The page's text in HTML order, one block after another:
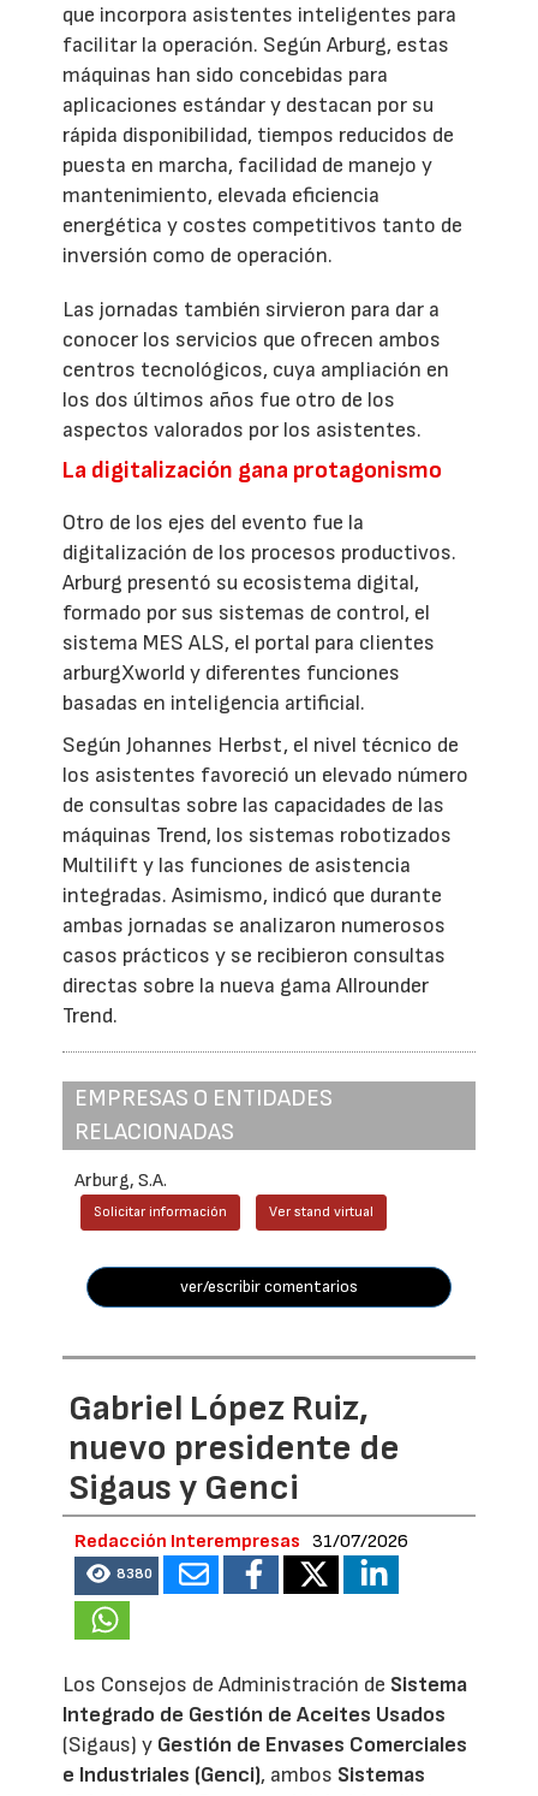
que incorpora asistentes inteligentes para
facilitar la operación. Según Arburg, estas
máquinas han sido concebidas para
aplicaciones estándar y destacan por su
rápida disponibilidad, tiempos reducidos de
puesta en marcha, facilidad de manejo y
mantenimiento, elevada eficiencia
energética y costes competitivos tanto de
inversión como de operación.
Las jornadas también sirvieron para dar a
conocer los servicios que ofrecen ambos
centros tecnológicos, cuya ampliación en
los dos últimos años fue otro de los
aspectos valorados por los asistentes.
La digitalización gana protagonismo
Otro de los ejes del evento fue la
digitalización de los procesos productivos.
Arburg presentó su ecosistema digital,
formado por sus sistemas de control, el
sistema MES ALS, el portal para clientes
arburgXworld y diferentes funciones
basadas en inteligencia artificial.
Según Johannes Herbst, el nivel técnico de
los asistentes favoreció un elevado número
de consultas sobre las capacidades de las
máquinas Trend, los sistemas robotizados
Multilift y las funciones de asistencia
integradas. Asimismo, indicó que durante
ambas jornadas se analizaron numerosos
casos prácticos y se recibieron consultas
directas sobre la nueva gama Allrounder
Trend.
EMPRESAS O ENTIDADES
RELACIONADAS
Arburg, S.A.
Solicitar información Ver stand virtual
ver/escribir comentarios
Gabriel López Ruiz,
nuevo presidente de
Sigaus y Genci
Redacción Interempresas 31/07/2026
8380
Los Consejos de Administración de Sistema
Integrado de Gestión de Aceites Usados
(Sigaus) y Gestión de Envases Comerciales
e Industriales (Genci), ambos Sistemas